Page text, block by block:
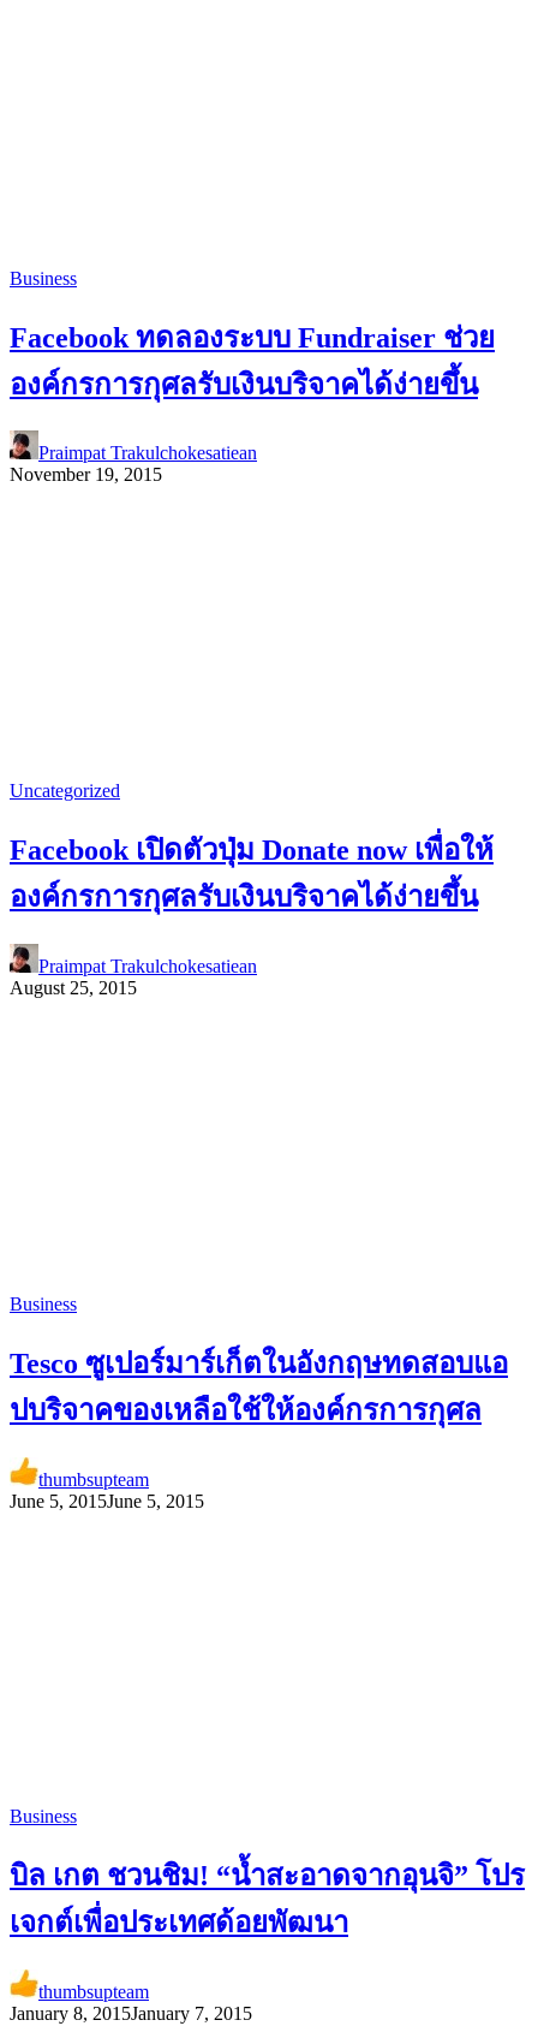
Business
Facebook ทดลองระบบ Fundraiser ช่วย
องค์กรการกุศลรับเงินบริจาคได้ง่ายขึ้น
Praimpat Trakulchokesatiean
November 19, 2015
Uncategorized
Facebook เปิดตัวปุ่ม Donate now เพื่อให้
องค์กรการกุศลรับเงินบริจาคได้ง่ายขึ้น
Praimpat Trakulchokesatiean
August 25, 2015
Business
Tesco ซูเปอร์มาร์เก็ตในอังกฤษ​ทดสอบแอ
ปบริจาคของเหลือใช้ให้องค์กรการกุศล
thumbsupteam
June 5, 2015June 5, 2015
Business
บิล เกต ชวนชิม! “น้ำสะอาดจากอุนจิ” โปร
เจกต์เพื่อประเทศด้อยพัฒนา
thumbsupteam
January 8, 2015January 7, 2015